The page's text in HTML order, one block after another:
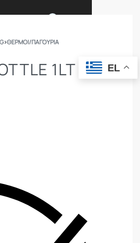
›ΘΕΡΜΟΊ/ΠΑΓΟΎΡΙΑ
1LT –
EL